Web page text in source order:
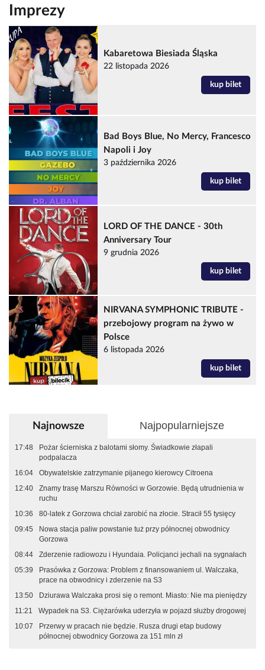
Imprezy
Kabaretowa Biesiada Śląska
22 listopada 2026
kup bilet
Bad Boys Blue, No Mercy, Francesco
Napoli i Joy
3 października 2026
kup bilet
LORD OF THE DANCE - 30th
Anniversary Tour
9 grudnia 2026
kup bilet
NIRVANA SYMPHONIC TRIBUTE -
przebojowy program na żywo w
Polsce
6 listopada 2026
kup bilet
Najnowsze Najpopularniejsze
17:48
Pożar ścierniska z balotami słomy. Świadkowie złapali
podpalacza
16:04
Obywatelskie zatrzymanie pijanego kierowcy Citroena
12:40
Znamy trasę Marszu Równości w Gorzowie. Będą utrudnienia w
ruchu
10:36
80-latek z Gorzowa chciał zarobić na złocie. Stracił 55 tysięcy
09:45
Nowa stacja paliw powstanie tuż przy północnej obwodnicy
Gorzowa
08:44
Zderzenie radiowozu i Hyundaia. Policjanci jechali na sygnałach
05:39
Prasówka z Gorzowa: Problem z finansowaniem ul. Walczaka,
prace na obwodnicy i zderzenie na S3
13:50
Dziurawa Walczaka prosi się o remont. Miasto: Nie ma pieniędzy
11:21
Wypadek na S3. Ciężarówka uderzyła w pojazd służby drogowej
10:07
Przerwy w pracach nie będzie. Rusza drugi etap budowy
północnej obwodnicy Gorzowa za 151 mln zł